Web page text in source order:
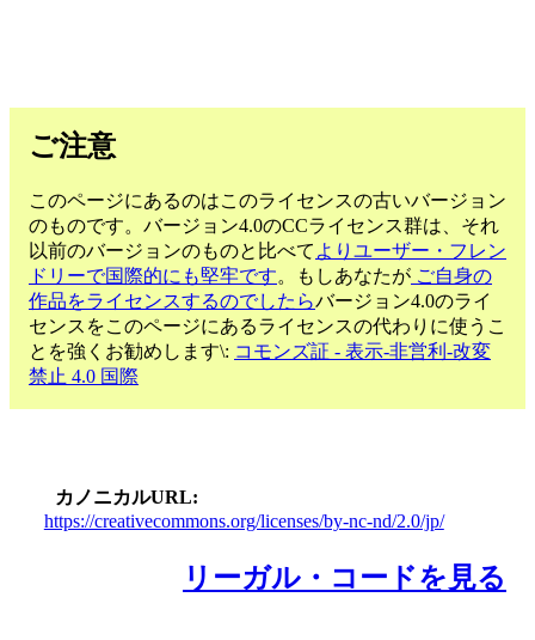
ご注意
このページにあるのはこのライセンスの古いバージョン
のものです。バージョン4.0のCCライセンス群は、それ
以前のバージョンのものと比べて よりユーザー・フレン
ドリーで国際的にも堅牢です。もしあなたが ご自身の
作品をライセンスするのでしたらバージョン4.0のライ
センスをこのページにあるライセンスの代わりに使うこ
とを強くお勧めします\: コモンズ証 - 表示-非営利-改変
禁止 4.0 国際
カノニカルURL
https://creativecommons.org/licenses/by-nc-nd/2.0/jp/
リーガル・コードを見る